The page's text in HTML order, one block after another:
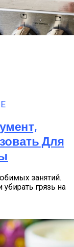
Для
занятий.
грязь на